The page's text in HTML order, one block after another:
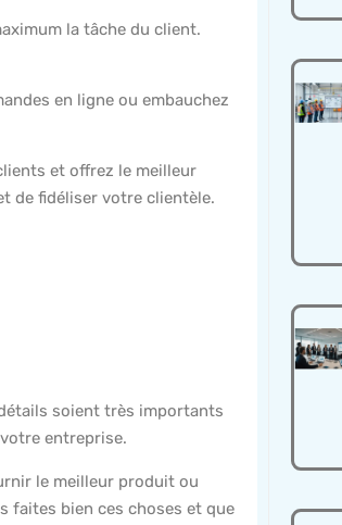
la tâche du client.
en ligne ou embauchez
et offrez le meilleur
de fidéliser votre clientèle.
soient très importants
entreprise.
le meilleur produit ou
faites bien ces choses et que